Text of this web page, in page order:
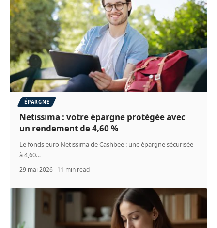
ÉPARGNE
Netissima : votre épargne protégée avec
un rendement de 4,60 %
Le fonds euro Netissima de Cashbee : une épargne sécurisée
à 4,60…
29 mai 2026 11 min read